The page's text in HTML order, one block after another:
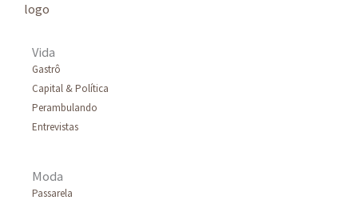
Vida
Gastrô
Capital & Política
Perambulando
Entrevistas
Moda
Passarela